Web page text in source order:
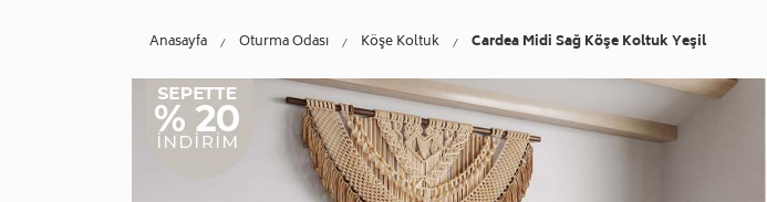
Anasayfa Oturma Odası Köşe Koltuk Cardea Midi Sağ Köşe Koltuk Yeşil